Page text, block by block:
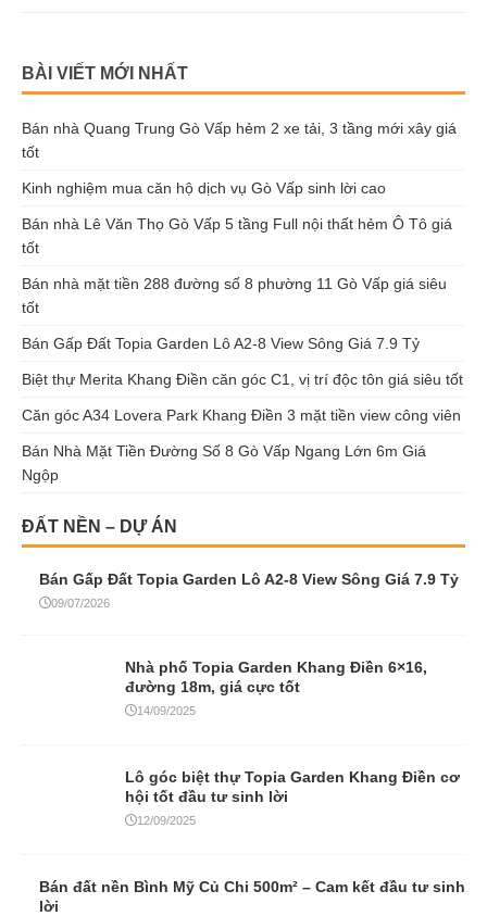
BÀI VIẾT MỚI NHẤT
Bán nhà Quang Trung Gò Vấp hẻm 2 xe tải, 3 tầng mới xây giá
tốt
Kinh nghiệm mua căn hộ dịch vụ Gò Vấp sinh lời cao
Bán nhà Lê Văn Thọ Gò Vấp 5 tầng Full nội thất hẻm Ô Tô giá
tốt
Bán nhà mặt tiền 288 đường số 8 phường 11 Gò Vấp giá siêu
tốt
Bán Gấp Đất Topia Garden Lô A2-8 View Sông Giá 7.9 Tỷ
Biệt thự Merita Khang Điền căn góc C1, vị trí độc tôn giá siêu tốt
Căn góc A34 Lovera Park Khang Điền 3 mặt tiền view công viên
Bán Nhà Mặt Tiền Đường Số 8 Gò Vấp Ngang Lớn 6m Giá
Ngộp
ĐẤT NỀN – DỰ ÁN
Bán Gấp Đất Topia Garden Lô A2-8 View Sông Giá 7.9 Tỷ
09/07/2026
Nhà phố Topia Garden Khang Điền 6×16,
đường 18m, giá cực tốt
14/09/2025
Lô góc biệt thự Topia Garden Khang Điền cơ
hội tốt đầu tư sinh lời
12/09/2025
Bán đất nền Bình Mỹ Củ Chi 500m² – Cam kết đầu tư sinh
lời